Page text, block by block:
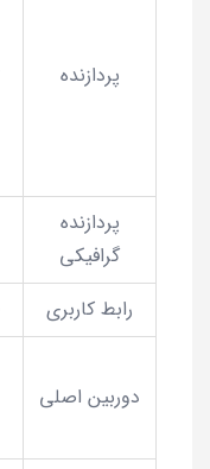
پردازنده
پردازنده
گرافیکی
رابط کاربری
دوربین اصلی